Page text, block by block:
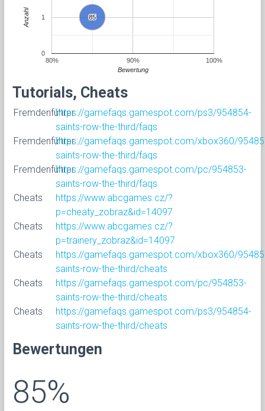
85
85
80% 90% 100%
0
1
Bewertung
Anzahl
Tutorials, Cheats
Fremdenführerhttps://gamefaqs.gamespot.com/ps3/954854-
saints-row-the-third/faqs
Fremdenführerhttps://gamefaqs.gamespot.com/xbox360/
saints-row-the-third/faqs
Fremdenführerhttps://gamefaqs.gamespot.com/pc/954853-
saints-row-the-third/faqs
Cheats
https://www.abcgames.cz/?
p=cheaty_zobraz&id=14097
Cheats
https://www.abcgames.cz/?
p=trainery_zobraz&id=14097
Cheats
https://gamefaqs.gamespot.com/xbox360/
saints-row-the-third/cheats
Cheats
https://gamefaqs.gamespot.com/pc/954853-
saints-row-the-third/cheats
Cheats
https://gamefaqs.gamespot.com/ps3/954854-
saints-row-the-third/cheats
Bewertungen
85%